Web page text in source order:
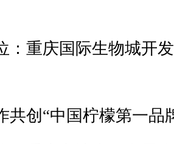
重庆国际生物城开发
创“中国柠檬第一品